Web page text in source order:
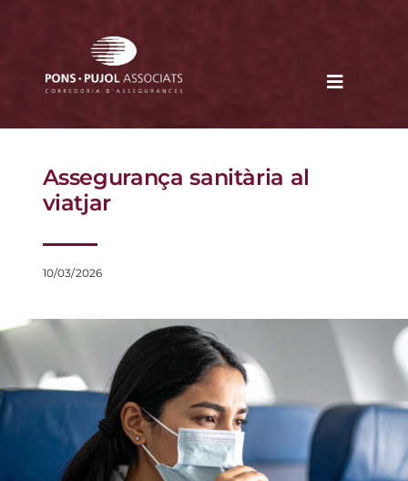
Toggle
NOTÍCIES
Assegurança sanitària al
viatjar
10/03/2026